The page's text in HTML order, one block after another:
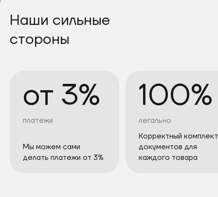
Наши сильные
стороны
от 3%
платежи
Мы можем сами
делать платежи от 3%
100%
легально
Корректный комплект
документов для
каждого товара